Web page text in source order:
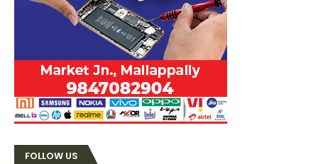
FOLLOW US